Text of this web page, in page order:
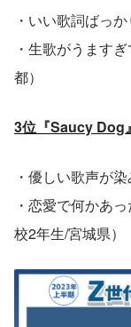
・いい歌詞ばっ
・生歌がうます
都）
3位『Saucy Dog』
・優しい歌声が
・恋愛で何かあ
校2年生/宮城県）